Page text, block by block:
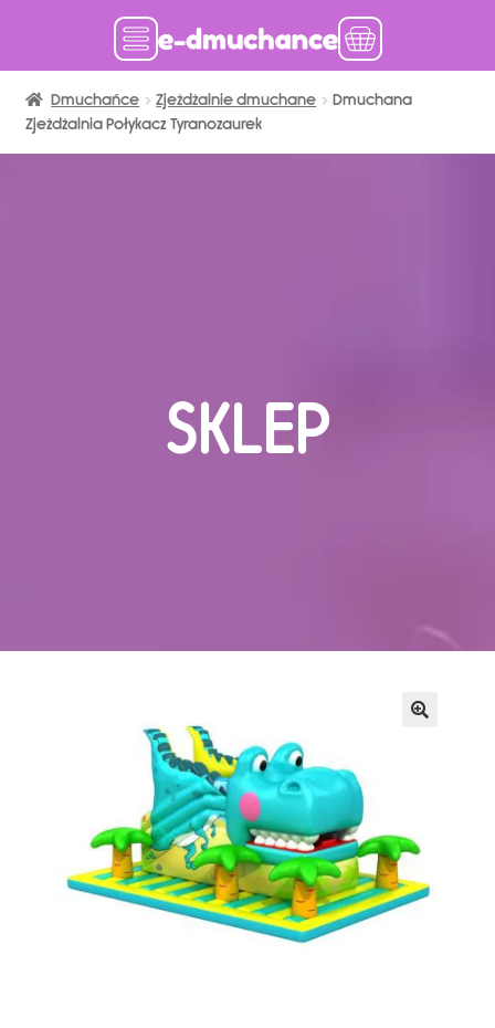
Dmuchańce w magazynie
Produkcja Dmuchańców
Sale Zabaw
Dmuchańce Zjeżdżalnie dmuchane
Dmuchana
Zjeżdżalnia Połykacz Tyranozaurek